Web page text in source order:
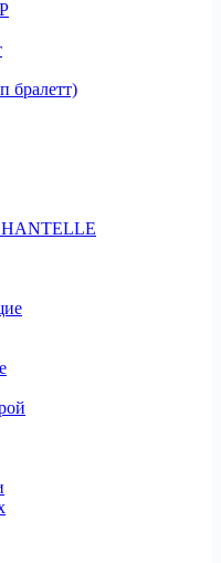
бралетт)